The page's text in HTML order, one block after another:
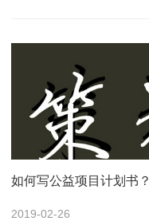
如何写公益项目计划书？
2019-02-26